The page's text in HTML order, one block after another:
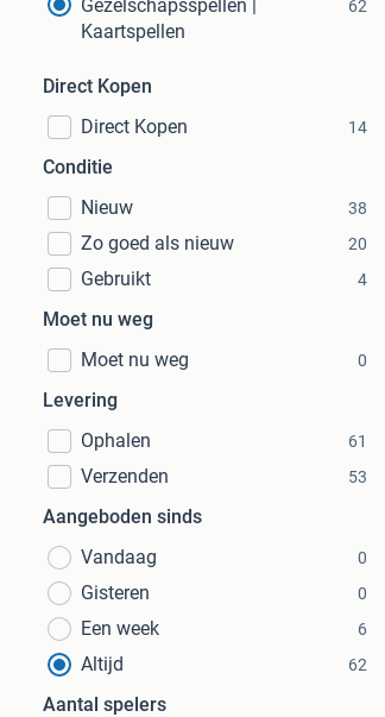
Gezelschapsspellen |
Kaartspellen
62
Direct Kopen
Direct Kopen
14
Conditie
Nieuw
38
Zo goed als nieuw 20
Gebruikt 4
Moet nu weg
Moet nu weg
0
Levering
Ophalen
61
Verzenden 53
Aangeboden sinds
Vandaag
0
Gisteren 0
Een week 6
Altijd 62
Aantal spelers